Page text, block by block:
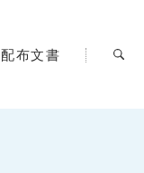
配布文書